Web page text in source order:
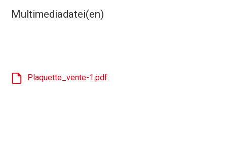
Multimediadatei(en)
Plaquette_vente-1.pdf